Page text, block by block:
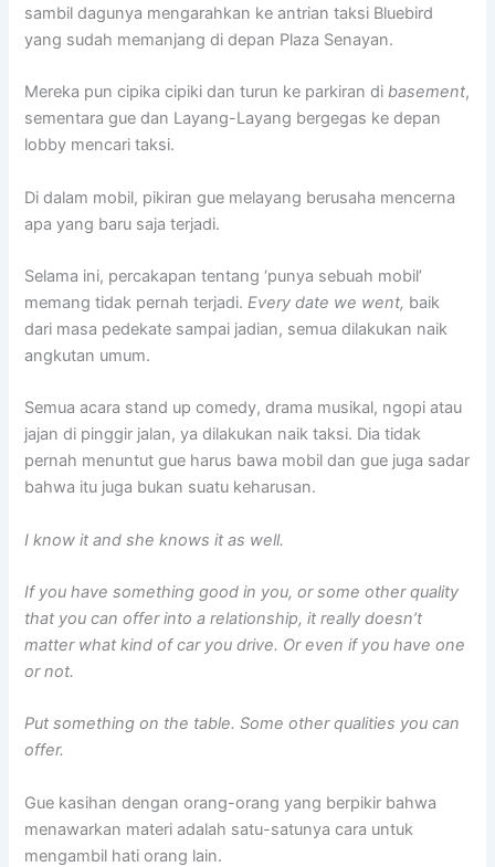
sambil dagunya mengarahkan ke antrian taksi Bluebird
yang sudah memanjang di depan Plaza Senayan.
Mereka pun cipika cipiki dan turun ke parkiran dibasement,
sementara gue dan Layang-Layang bergegas ke depan
lobby mencari taksi.
Di dalam mobil, pikiran gue melayang berusaha mencerna
apa yang baru saja terjadi.
Selama ini, percakapan tentang ‘punya sebuah mobil’
memang tidak pernah terjadi.Every date we went, baik
dari masa pedekate sampai jadian, semua dilakukan naik
angkutan umum.
Semua acara stand up comedy, drama musikal, ngopi atau
jajan di pinggir jalan, ya dilakukan naik taksi. Dia tidak
pernah menuntut gue harus bawa mobil dan gue juga sadar
bahwa itu juga bukan suatu keharusan.
I know it and she knows it as well.
If you have something good in you, or some other quality
that you can offer into a relationship, it really doesn’t
matter what kind of car you drive. Or even if you have one
or not.
Put something on the table. Some other qualities you can
offer.
Gue kasihan dengan orang-orang yang berpikir bahwa
menawarkan materi adalah satu-satunya cara untuk
mengambil hati orang lain.